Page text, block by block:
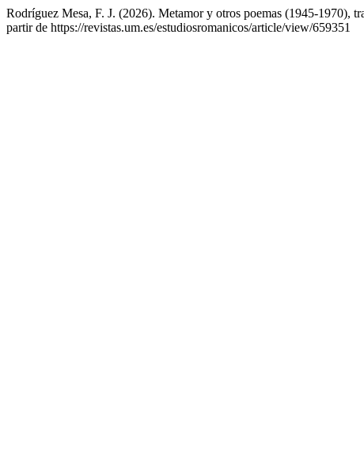
Rodríguez Mesa, F. J. (2026). Metamor y otros poemas (1945-
partir de https://revistas.um.es/estudiosromanicos/article/view/659351